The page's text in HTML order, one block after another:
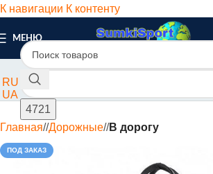
К навигации К контенту
МЕНЮ
RU
UA
Главная/ Дорожные/ В дорогу
ПОД ЗАКАЗ